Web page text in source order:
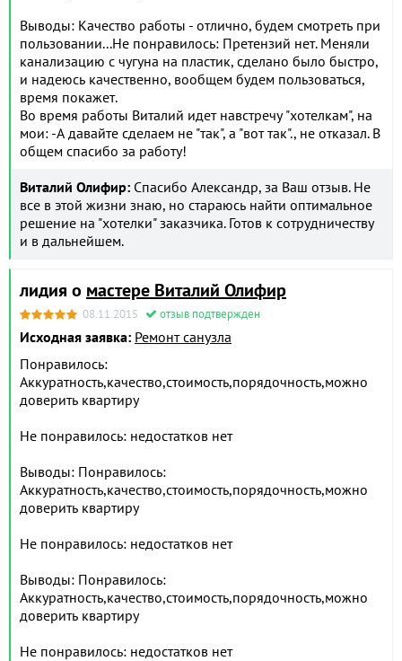
Выводы: Качество работы - отлично, будем смотреть при
пользовании...Не понравилось: Претензий нет. Меняли
канализацию с чугуна на пластик, сделано было быстро,
и надеюсь качественно, вообщем будем пользоваться,
время покажет.
Во время работы Виталий идет навстречу "хотелкам", на
мои: -А давайте сделаем не "так", а "вот так"., не отказал. В
общем спасибо за работу!
Виталий Олифир: Спасибо Александр, за Ваш отзыв. Не
все в этой жизни знаю, но стараюсь найти оптимальное
решение на "хотелки" заказчика. Готов к сотрудничеству
и в дальнейшем.
лидия о мастере Виталий Олифир
08.11.2015 отзыв подтвержден
Исходная заявка: Ремонт санузла
Понравилось:
Аккуратность,качество,стоимость,порядочность,можно
доверить квартиру
Не понравилось: недостатков нет
Выводы: Понравилось:
Аккуратность,качество,стоимость,порядочность,можно
доверить квартиру
Не понравилось: недостатков нет
Выводы: Понравилось:
Аккуратность,качество,стоимость,порядочность,можно
доверить квартиру
Не понравилось: недостатков нет